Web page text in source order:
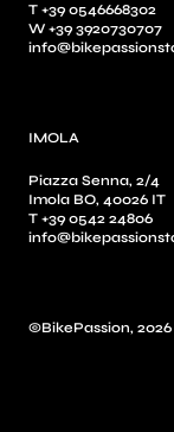
T +39 0546668302
W +39 3920730707
IMOLA
Piazza Senna, 2/4
Imola BO, 40026 IT
T +39 0542 24806
©BikePassion, 2026